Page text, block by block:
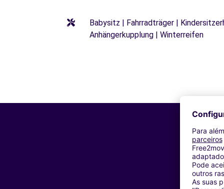
Babysitz | Fahrradträger |
Anhängerkupplung | Winterreifen